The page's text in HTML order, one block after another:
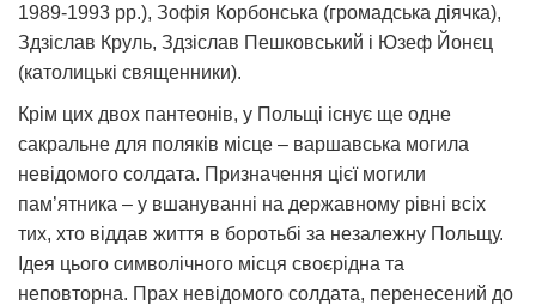
1989-1993 рр.), Зофія Корбонська (громадська діячка),
Здзіслав Круль, Здзіслав Пешковський і Юзеф Йонєц
(католицькі священники).
Крім цих двох пантеонів, у Польщі існує ще одне
сакральне для поляків місце – варшавська могила
невідомого солдата. Призначення цієї могили
пам’ятника – у вшануванні на державному рівні всіх
тих, хто віддав життя в боротьбі за незалежну Польщу.
Ідея цього символічного місця своєрідна та
неповторна. Прах невідомого солдата, перенесений до